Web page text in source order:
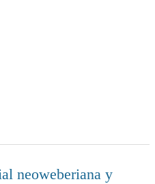
neoweberiana y